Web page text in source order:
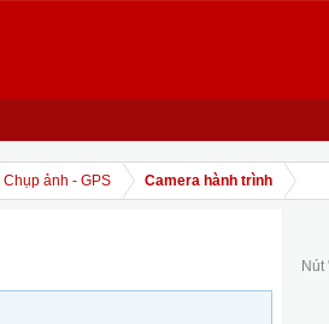
Chụp ảnh - GPS Camera hành trình